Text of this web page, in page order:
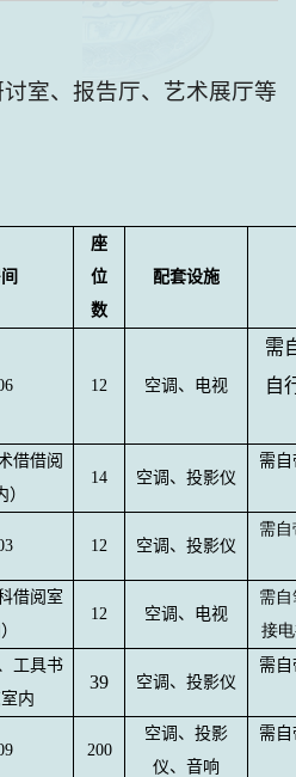
室、报告厅、艺术展厅等
座
位
数
配套设施
12 空调、电视
需
自
借借阅
）
14 空调、投影仪
需
12 空调、投影仪
需
借阅室
12 空调、电视
需
接
工具书
内
39 空调、投影仪
需
200
空调、投影
仪、音响
需